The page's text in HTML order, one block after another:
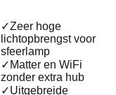
✓Zeer hoge
lichtopbrengst voor
sfeerlamp
✓ Matter en WiFi
zonder extra hub
✓Uitgebreide